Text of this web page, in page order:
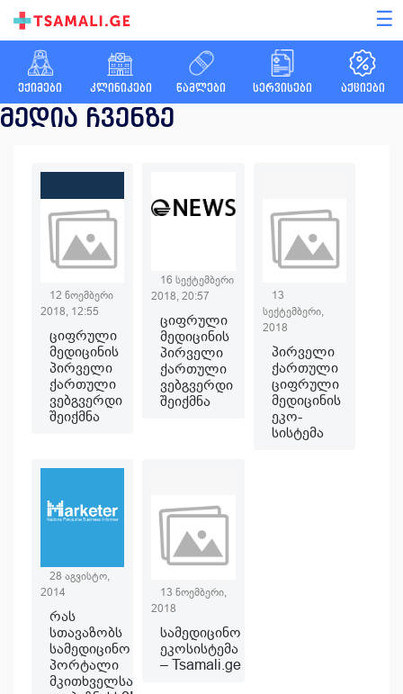
☰
ექიმები კლინიკები წამლები სერვისები აქციები
მედია ჩვენზე
12 ნოემბერი
2018, 12:55
ციფრული
მედიცინის
პირველი
ქართული
ვებგვერდი
შეიქმნა
16 სექტემბერი
2018, 20:57
ციფრული
მედიცინის
პირველი
ქართული
ვებგვერდი
შეიქმნა
13
სექტემბერი,
2018
პირველი
ქართული
ციფრული
მედიცინის
ეკო-
სისტემა
28 აგვისტო,
2014
რას
სთავაზობს
სამედიცინო
პორტალი
მკითხველსა
13 ნოემბერი,
2018
სამედიცინო
ეკოსისტემა
– Tsamali.ge